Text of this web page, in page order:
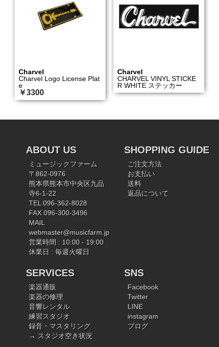
Charvel
Charvel Logo License Plat
e
￥3300
Charvel
CHARVEL VINYL STICKE
R WHITE ステッカー
ABOUT US
ミュージックファーム
〒862-0976
熊本県熊本市中央区九品
寺6-1-22
TEL 096-362-8028
FAX 096-300-3496
MAIL
webmaster@musicfarm.jp
営業時間 : 10:00 - 19:00
休業日 : 毎週火曜日
SHOPPING GUIDE
ご注文方法
お支払い
送料
返品について
SERVICES
楽器通販
楽器の修理
音響レンタル
練習スタジオ
録音・マスタリング
→ スタジオ空き状況
SNS
Facebook
Twitter
LINE
instagram
ブログ